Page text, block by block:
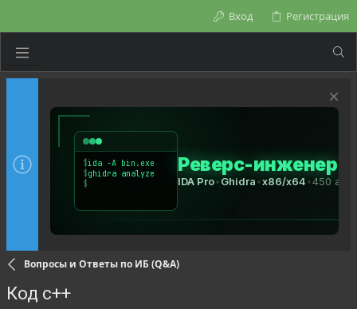
Вход Регистрация
Вопросы и Ответы по ИБ (Q&A)
Код c++